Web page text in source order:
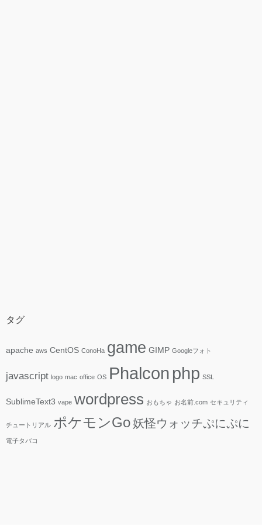
タグ
apache aws CentOS ConoHa game GIMP Googleフォト
javascript logo mac office OS Phalcon php SSL
SublimeText3 vape wordpress おもちゃ お名前.com セキュリティ
チュートリアル ポケモンGo妖怪ウォッチぷにぷに
電子タバコ